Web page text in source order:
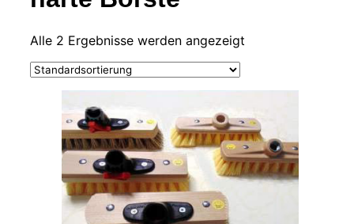
Alle 2 Ergebnisse werden angezeigt